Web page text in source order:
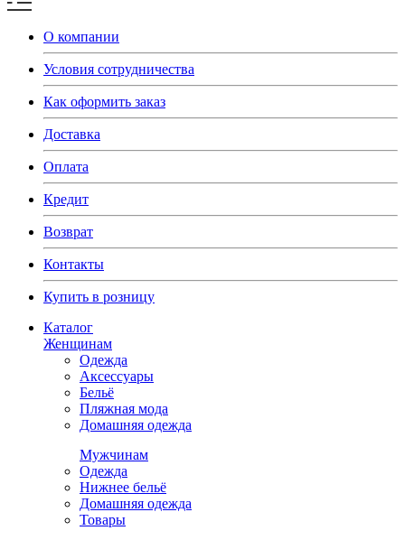
О компании
Условия сотрудничества
Как оформить заказ
Доставка
Оплата
Кредит
Возврат
Контакты
Купить в розницу
Каталог
Женщинам
Одежда
Аксессуары
Бельё
Пляжная мода
Домашняя одежда
Мужчинам
Одежда
Нижнее бельё
Домашняя одежда
Товары